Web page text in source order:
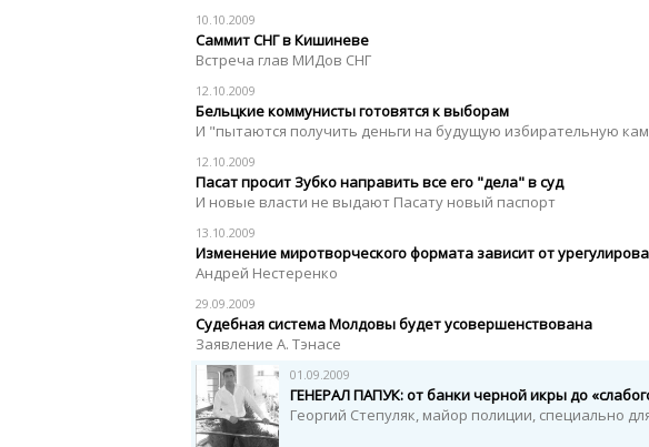
10.10.2009
Саммит СНГ в Кишиневе
Встреча глав МИДов СНГ
12.10.2009
Бельцкие коммунисты готовятся к выборам
И "пытаются получить деньги на будущую избирательную
12.10.2009
Пасат просит Зубко направить все его "дела" в суд
И новые власти не выдают Пасату новый паспорт
13.10.2009
Изменение миротворческого формата зависит от
Андрей Нестеренко
29.09.2009
Судебная система Молдовы будет усовершенствована
Заявление А. Тэнасе
01.09.2009
ГЕНЕРАЛ ПАПУК: от банки черной икры до
Георгий Степуляк, майор полиции, специально